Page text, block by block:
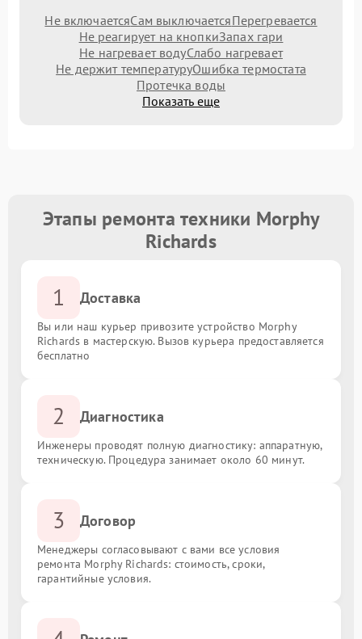
Не включаетсяСам выключаетсяПерегревается
Не реагирует на кнопкиЗапах гари
Не нагревает водуСлабо нагревает
Не держит температуруОшибка термостата
Протечка воды
Показать еще
Этапы ремонта техники Morphy
Richards
1 Доставка
Вы или наш курьер привозите устройство Morphy
Richards в мастерскую. Вызов курьера предоставляется
бесплатно
2 Диагностика
Инженеры проводят полную диагностику: аппаратную,
техническую. Процедура занимает около 60 минут.
3 Договор
Менеджеры согласовывают с вами все условия
ремонта Morphy Richards: стоимость, сроки,
гарантийные условия.